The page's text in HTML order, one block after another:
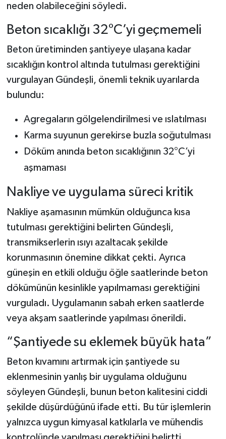
neden olabileceğini söyledi.
Beton sıcaklığı 32°C’yi geçmemeli
Beton üretiminden şantiyeye ulaşana kadar
sıcaklığın kontrol altında tutulması gerektiğini
vurgulayan Gündeşli, önemli teknik uyarılarda
bulundu:
Agregaların gölgelendirilmesi ve ıslatılması
Karma suyunun gerekirse buzla soğutulması
Döküm anında beton sıcaklığının 32°C’yi
aşmaması
Nakliye ve uygulama süreci kritik
Nakliye aşamasının mümkün olduğunca kısa
tutulması gerektiğini belirten Gündeşli,
transmikserlerin ısıyı azaltacak şekilde
korunmasının önemine dikkat çekti. Ayrıca
güneşin en etkili olduğu öğle saatlerinde beton
dökümünün kesinlikle yapılmaması gerektiğini
vurguladı. Uygulamanın sabah erken saatlerde
veya akşam saatlerinde yapılması önerildi.
“Şantiyede su eklemek büyük hata”
Beton kıvamını artırmak için şantiyede su
eklenmesinin yanlış bir uygulama olduğunu
söyleyen Gündeşli, bunun beton kalitesini ciddi
şekilde düşürdüğünü ifade etti. Bu tür işlemlerin
yalnızca uygun kimyasal katkılarla ve mühendis